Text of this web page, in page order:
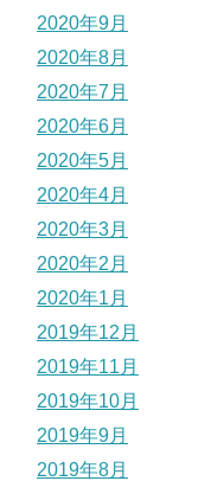
2020年9月
2020年8月
2020年7月
2020年6月
2020年5月
2020年4月
2020年3月
2020年2月
2020年1月
2019年12月
2019年11月
2019年10月
2019年9月
2019年8月